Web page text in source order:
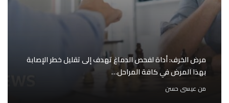
مرض الخرف: أداة لفحص الدماغ تهدف إلى تقليل خطر الإصابة
بهذا المرض في كافة المراحل…
من عيسى حسن